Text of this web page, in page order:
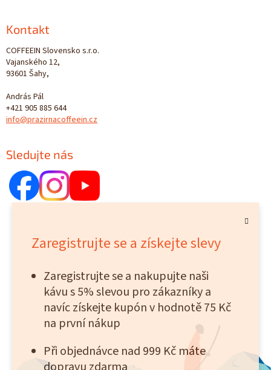
Zaregistrujte se a získejte slevy
Zaregistrujte se a nakupujte naši
kávu s 5% slevou pro zákazníky a
navíc získejte kupón v hodnotě 75 Kč
na první nákup
Při objednávce nad 999 Kč máte
Kontakt
COFFEEIN Slovensko s.r.o.
Vajanského 12,
93601 Šahy,
András Pál
+421 905 885 644
info@prazirnacoffeein.cz
Sledujte nás